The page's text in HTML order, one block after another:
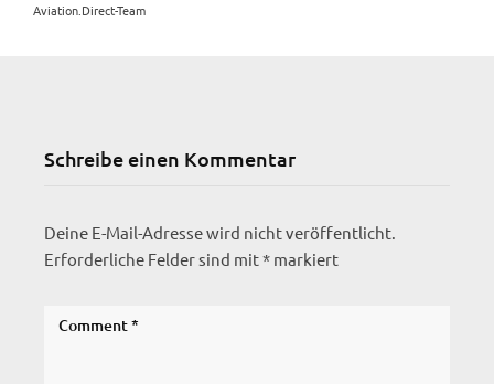
Aviation.Direct-Team
Schreibe einen Kommentar
Deine E-Mail-Adresse wird nicht veröffentlicht.
Erforderliche Felder sind mit* markiert